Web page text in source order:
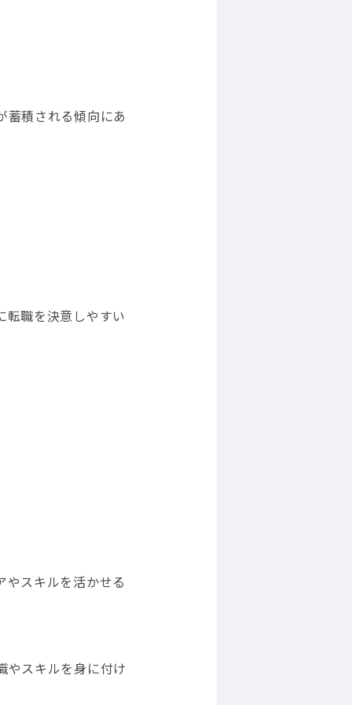
蓄積される傾向にあ
転職を決意しやすい
スキルを活かせる
やスキルを身に付け